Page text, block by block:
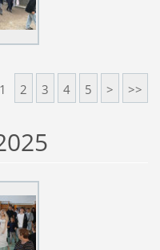
1 2 3 4 5 > >>